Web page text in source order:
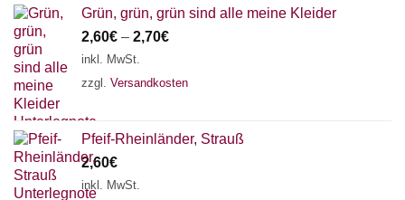
Grün, grün, grün sind alle meine Kleider
2,60€ – 2,70€
inkl. MwSt.
zzgl. Versandkosten
Pfeif-Rheinländer, Strauß
2,60€
inkl. MwSt.